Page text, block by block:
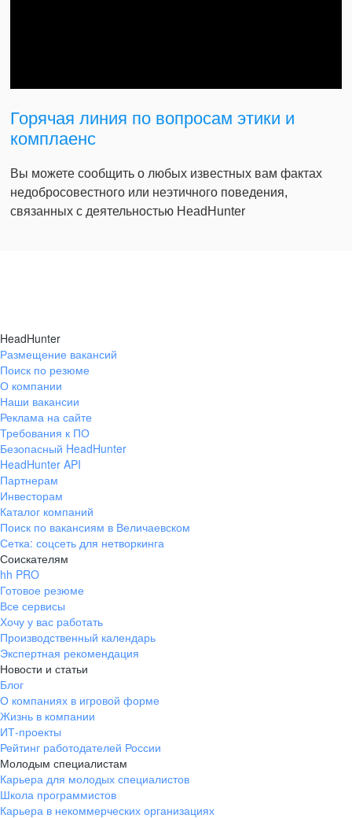
Горячая линия по вопросам этики и
комплаенс
Вы можете сообщить о любых известных вам фактах
недобросовестного или неэтичного поведения,
связанных с деятельностью HeadHunter
HeadHunter
Размещение вакансий
Поиск по резюме
О компании
Наши вакансии
Реклама на сайте
Требования к ПО
Безопасный HeadHunter
HeadHunter API
Партнерам
Инвесторам
Каталог компаний
Поиск по вакансиям в Величаевском
Сетка: соцсеть для нетворкинга
Соискателям
hh PRO
Готовое резюме
Все сервисы
Хочу у вас работать
Производственный календарь
Экспертная рекомендация
Новости и статьи
Блог
О компаниях в игровой форме
Жизнь в компании
ИТ-проекты
Рейтинг работодателей России
Молодым специалистам
Карьера для молодых специалистов
Школа программистов
Карьера в некоммерческих организациях